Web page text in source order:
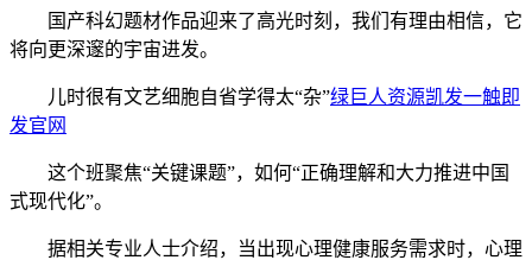
国产科幻题材作品迎来了高光时刻，我们有理由相信，它
将向更深邃的宇宙进发。
儿时很有文艺细胞自省学得太“杂”绿巨人资源凯发一触即
发官网
这个班聚焦“关键课题”，如何“正确理解和大力推进中国
式现代化”。
据相关专业人士介绍，当出现心理健康服务需求时，心理